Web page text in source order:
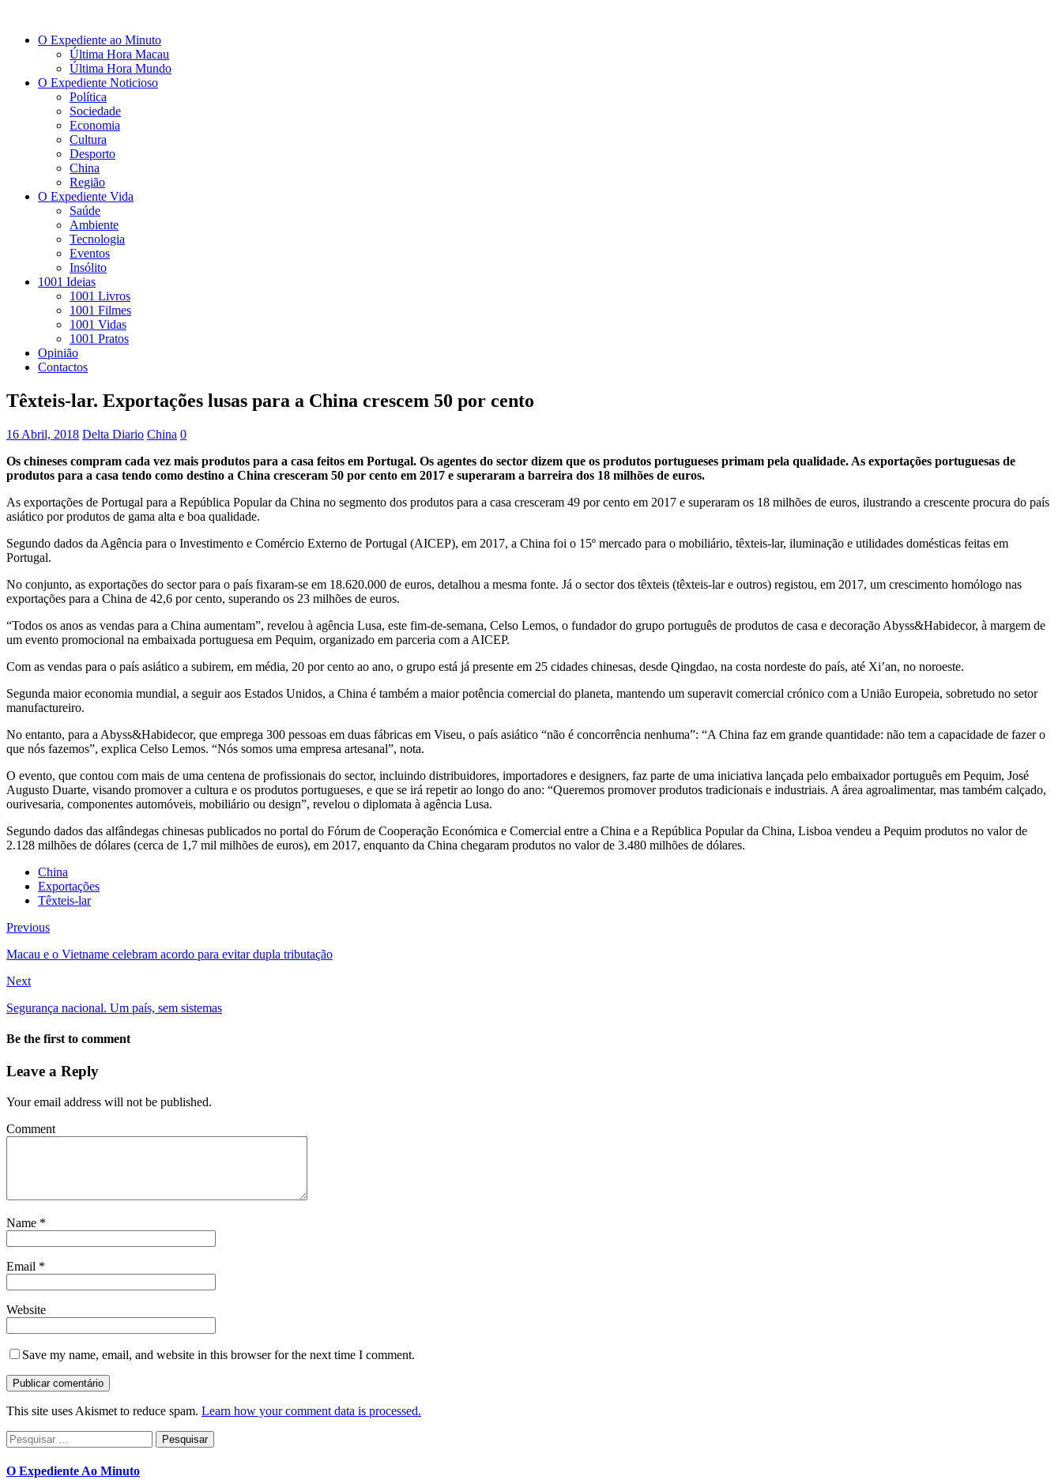
O Expediente ao Minuto
Última Hora Macau
Última Hora Mundo
O Expediente Noticioso
Política
Sociedade
Economia
Cultura
Desporto
China
Região
O Expediente Vida
Saúde
Ambiente
Tecnologia
Eventos
Insólito
1001 Ideias
1001 Livros
1001 Filmes
1001 Vidas
1001 Pratos
Opinião
Contactos
Têxteis-lar. Exportações lusas para a China crescem 50 por cento
16 Abril, 2018 Delta Diario China 0
Os chineses compram cada vez mais produtos para a casa feitos em Portugal. Os agentes do sector dizem que os produtos portugueses primam pela qualidade. As exportações portuguesas de
produtos para a casa tendo como destino a China cresceram 50 por cento em 2017 e superaram a barreira dos 18 milhões de euros.
As exportações de Portugal para a República Popular da China no segmento dos produtos para a casa cresceram 49 por cento em 2017 e superaram os 18 milhões de euros, ilustrando a crescente procura do país
asiático por produtos de gama alta e boa qualidade.
Segundo dados da Agência para o Investimento e Comércio Externo de Portugal (AICEP), em 2017, a China foi o 15º mercado para o mobiliário, têxteis-lar, iluminação e utilidades domésticas feitas em
Portugal.
No conjunto, as exportações do sector para o país fixaram-se em 18.620.000 de euros, detalhou a mesma fonte. Já o sector dos têxteis (têxteis-lar e outros) registou, em 2017, um crescimento homólogo nas
exportações para a China de 42,6 por cento, superando os 23 milhões de euros.
“Todos os anos as vendas para a China aumentam”, revelou à agência Lusa, este fim-de-semana, Celso Lemos, o fundador do grupo português de produtos de casa e decoração Abyss&Habidecor, à margem de
um evento promocional na embaixada portuguesa em Pequim, organizado em parceria com a AICEP.
Com as vendas para o país asiático a subirem, em média, 20 por cento ao ano, o grupo está já presente em 25 cidades chinesas, desde Qingdao, na costa nordeste do país, até Xi’an, no noroeste.
Segunda maior economia mundial, a seguir aos Estados Unidos, a China é também a maior potência comercial do planeta, mantendo um superavit comercial crónico com a União Europeia, sobretudo no setor
manufactureiro.
No entanto, para a Abyss&Habidecor, que emprega 300 pessoas em duas fábricas em Viseu, o país asiático “não é concorrência nenhuma”: “A China faz em grande quantidade: não tem a capacidade de fazer o
que nós fazemos”, explica Celso Lemos. “Nós somos uma empresa artesanal”, nota.
O evento, que contou com mais de uma centena de profissionais do sector, incluindo distribuidores, importadores e designers, faz parte de uma iniciativa lançada pelo embaixador português em Pequim, José
Augusto Duarte, visando promover a cultura e os produtos portugueses, e que se irá repetir ao longo do ano: “Queremos promover produtos tradicionais e industriais. A área agroalimentar, mas também calçado,
ourivesaria, componentes automóveis, mobiliário ou design”, revelou o diplomata à agência Lusa.
Segundo dados das alfândegas chinesas publicados no portal do Fórum de Cooperação Económica e Comercial entre a China e a República Popular da China, Lisboa vendeu a Pequim produtos no valor de
2.128 milhões de dólares (cerca de 1,7 mil milhões de euros), em 2017, enquanto da China chegaram produtos no valor de 3.480 milhões de dólares.
China
Exportações
Têxteis-lar
Previous
Macau e o Vietname celebram acordo para evitar dupla tributação
Next
Segurança nacional. Um país, sem sistemas
Be the first to comment
Leave a Reply
Your email address will not be published.
Comment
Name *
Email *
Website
Save my name, email, and website in this browser for the next time I comment.
This site uses Akismet to reduce spam. Learn how your comment data is processed.
Pesquisar
por:
O Expediente Ao Minuto